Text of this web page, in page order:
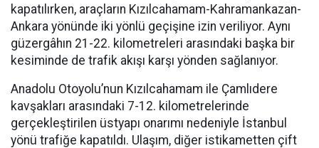
kapatılırken, araçların Kızılcahamam-Kahramankazan-
Ankara yönünde iki yönlü geçişine izin veriliyor. Aynı
güzergâhın 21-22. kilometreleri arasındaki başka bir
kesiminde de trafik akışı karşı yönden sağlanıyor.
Anadolu Otoyolu’nun Kızılcahamam ile Çamlıdere
kavşakları arasındaki 7-12. kilometrelerinde
gerçekleştirilen üstyapı onarımı nedeniyle İstanbul
yönü trafiğe kapatıldı. Ulaşım, diğer istikametten çift